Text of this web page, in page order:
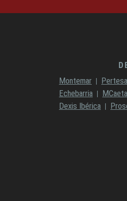
Montemar
Pertesa
Echebarria
Dexis Ibérica